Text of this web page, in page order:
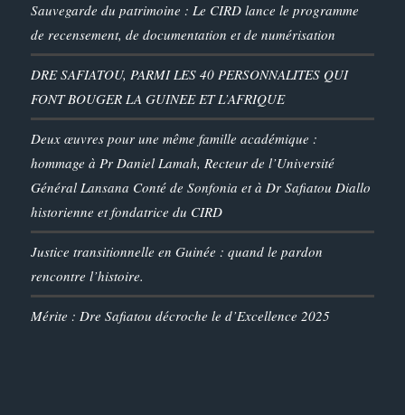
Sauvegarde du patrimoine : Le CIRD lance le programme
de recensement, de documentation et de numérisation
DRE SAFIATOU, PARMI LES 40 PERSONNALITES QUI
FONT BOUGER LA GUINEE ET L’AFRIQUE
Deux œuvres pour une même famille académique :
hommage à Pr Daniel Lamah, Recteur de l’Université
Général Lansana Conté de Sonfonia et à Dr Safiatou Diallo
historienne et fondatrice du CIRD
Justice transitionnelle en Guinée : quand le pardon
rencontre l’histoire.
Mérite : Dre Safiatou décroche le d’Excellence 2025